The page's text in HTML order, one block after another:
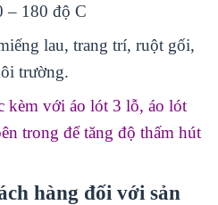
– 180 độ C
lau, trang trí, ruột gối,
trường.
kèm với áo lót 3 lỗ, áo lót
trong để tăng độ thấm hút
hàng đối với sản